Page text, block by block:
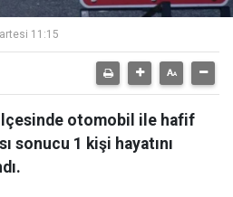
11:15
ilçesinde otomobil ile hafif
sonucu 1 kişi hayatını